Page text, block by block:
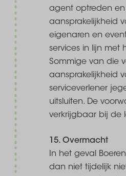
agent optreden
aansprakelijkheid
eigenaren en
services in lijn met
Sommige van die
aansprakelijkheid
serviceverlener
uitsluiten. De
verkrijgbaar bij de
15. Overmacht
In het geval
dan niet tijdelijk